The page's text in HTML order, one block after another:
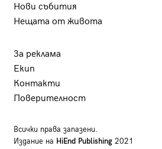
Нови събития
Нещата от живота
За реклама
Екип
Контакти
Поверителност
Всички права запазени.
Издание на HiEnd Publishing2021